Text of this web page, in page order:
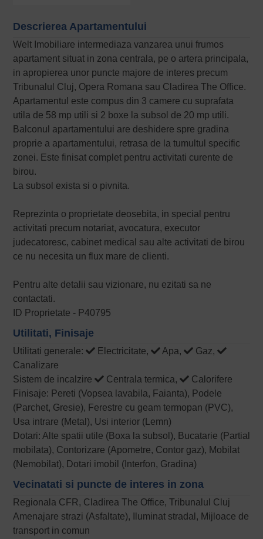
Descrierea Apartamentului
Welt Imobiliare intermediaza vanzarea unui frumos
apartament situat in zona centrala, pe o artera principala,
in apropierea unor puncte majore de interes precum
Tribunalul Cluj, Opera Romana sau Cladirea The Office.
Apartamentul este compus din 3 camere cu suprafata
utila de 58 mp utili si 2 boxe la subsol de 20 mp utili.
Balconul apartamentului are deshidere spre gradina
proprie a apartamentului, retrasa de la tumultul specific
zonei. Este finisat complet pentru activitati curente de
birou.
La subsol exista si o pivnita.
Reprezinta o proprietate deosebita, in special pentru
activitati precum notariat, avocatura, executor
judecatoresc, cabinet medical sau alte activitati de birou
ce nu necesita un flux mare de clienti.
Pentru alte detalii sau vizionare, nu ezitati sa ne
contactati.
ID Proprietate - P40795
Utilitati, Finisaje
Utilitati generale: Electricitate, Apa,
Gaz,
Canalizare
Sistem de incalzire
Centrala termica,
Calorifere
Finisaje: Pereti (Vopsea lavabila, Faianta), Podele
(Parchet, Gresie), Ferestre cu geam termopan (PVC),
Usa intrare (Metal), Usi interior (Lemn)
Dotari: Alte spatii utile (Boxa la subsol), Bucatarie (Partial
mobilata), Contorizare (Apometre, Contor gaz), Mobilat
(Nemobilat), Dotari imobil (Interfon, Gradina)
Vecinatati si puncte de interes in zona
Regionala CFR, Cladirea The Office, Tribunalul Cluj
Amenajare strazi (Asfaltate), Iluminat stradal, Mijloace de
transport in comun